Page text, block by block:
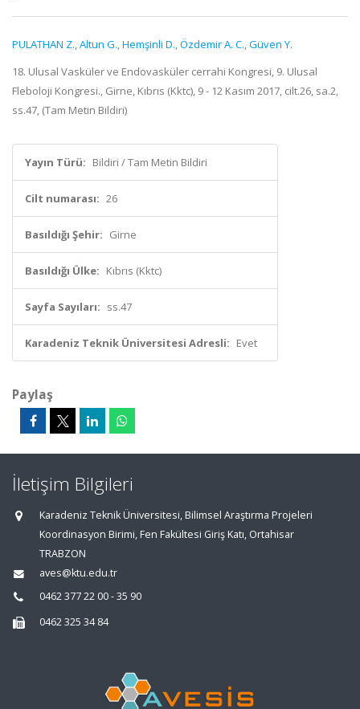
PULATHAN Z.,Altun G.,Hemşinli D.,Özdemir A. C.,Güven Y.
18. Ulusal Vasküler ve Endovasküler cerrahi Kongresi, 9. Ulusal
Fleboloji Kongresi., Girne, Kıbrıs (Kktc), 9 - 12 Kasım 2017, cilt.26, sa.2,
ss.47, (Tam Metin Bildiri)
Yayın Türü: Bildiri / Tam Metin Bildiri
Cilt numarası: 26
Basıldığı Şehir: Girne
Basıldığı Ülke: Kıbrıs (Kktc)
Sayfa Sayıları: ss.47
Karadeniz Teknik Üniversitesi Adresli: Evet
Paylaş
İletişim Bilgileri
Karadeniz Teknik Üniversitesi, Bilimsel Araştırma Projeleri
Koordinasyon Birimi, Fen Fakültesi Giriş Katı, Ortahisar
TRABZON
aves@ktu.edu.tr
0462 377 22 00 - 35 90
0462 325 34 84